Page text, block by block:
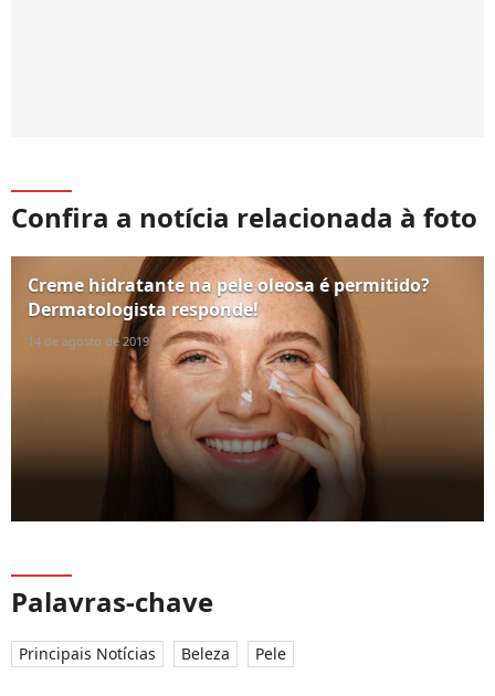
Confira a notícia relacionada à foto
Creme hidratante na pele oleosa é permitido?
Dermatologista responde!
14 de agosto de 2019
Palavras-chave
Principais Notícias Beleza Pele